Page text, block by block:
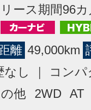
リース期間96
離 49,000km
なし ｜ コン
他 2WD AT